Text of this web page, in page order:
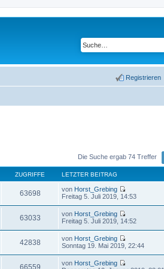
Registrieren
Die Suche ergab 74 Treffer
ZUGRIFFE LETZTER BEITRAG
63698 von Horst_Grebing
N
s
t
Freitag 5. Juli 2019, 14:53
63033 von Horst_Grebing
N
s
t
Freitag 5. Juli 2019, 14:52
42838 von Horst_Grebing
N
Sonntag 19. Mai 2019, 22:44
66559 von Horst_Grebing